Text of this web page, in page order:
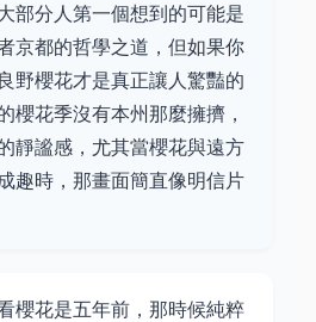
部分人第一個想到的可能是
京都的哲學之道，但如果你
野櫻花才是真正讓人驚豔的
櫻花季沒有本州那麼擁擠，
靜謐感，尤其當櫻花與遠方
趣時，那畫面簡直像明信片
櫻花是五年前，那時候純粹